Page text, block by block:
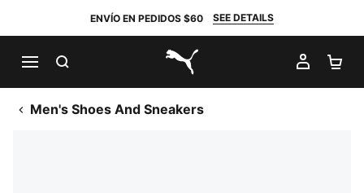
ENVÍO EN PEDIDOS $60 SEE DETAILS
PUMA.com
MI
Men's Shoes And Sneakers